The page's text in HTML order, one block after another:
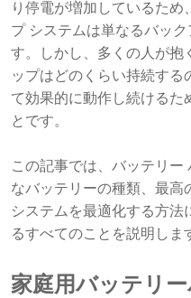
り停電が増加しているため
プ システムは単なるバッ
す。しかし、多くの人が抱
ップはどのくらい持続する
て効果的に動作し続けるた
とです。
この記事では、バッテリー
なバッテリーの種類、最高
システムを最適化する方法
るすべてのことを説明しま
家庭用バッテリ